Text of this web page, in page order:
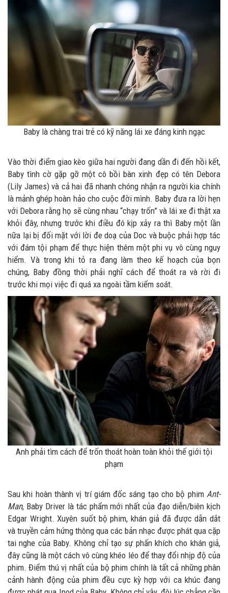
Baby là chàng trai trẻ có kỹ năng lái xe đáng kinh ngạc
Vào thời điểm giao kèo giữa hai người đang dần đi đến hồi kết,
Baby tình cờ gặp gỡ một cô bồi bàn xinh đẹp có tên Debora
(Lily James) và cả hai đã nhanh chóng nhận ra người kia chính
là mảnh ghép hoàn hảo cho cuộc đời mình. Baby đưa ra lời hẹn
với Debora rằng họ sẽ cùng nhau “chạy trốn” và lái xe đi thật xa
khỏi đây, nhưng trước khi điều đó kịp xảy ra thì Baby một lần
nữa lại bị đối mặt với lời đe doạ của Doc và buộc phải hợp tác
với đám tội phạm để thực hiện thêm một phi vụ vô cùng nguy
hiểm. Và trong khi tỏ ra đang làm theo kế hoạch của bọn
chúng, Baby đồng thời phải nghĩ cách để thoát ra và rời đi
trước khi mọi việc đi quá xa ngoài tầm kiểm soát.
Anh phải tìm cách để trốn thoát hoàn toàn khỏi thế giới tội
phạm
Sau khi hoàn thành vị trí giám đốc sáng tạo cho bộ phim Ant-
Man, Baby Driver là tác phẩm mới nhất của đạo diễn/biên kịch
Edgar Wright. Xuyên suốt bộ phim, khán giả đã được dẫn dắt
và truyền cảm hứng thông qua các bản nhạc được phát qua cặp
tai nghe của Baby. Không chỉ tạo sự phấn khích cho khán giả,
đây cũng là một cách vô cùng khéo léo để thay đổi nhịp độ của
phim. Điểm thú vị nhất của bộ phim chính là tất cả những phân
cảnh hành động của phim đều cực kỳ hợp với ca khúc đang